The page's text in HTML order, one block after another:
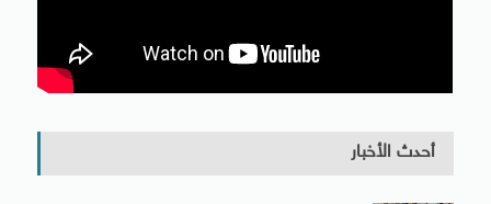
أحدث الأخبار